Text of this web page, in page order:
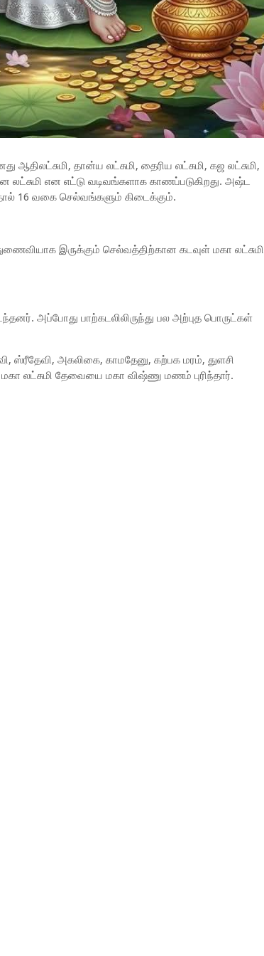
ஆதிலட்சுமி, தான்ய லட்சுமி, தைரிய லட்சுமி, கஜ லட்சுமி,
லட்சுமி என எட்டு வடிவங்களாக காணப்படுகிறது. அஷ்ட
16 வகை செல்வங்களும் கிடைக்கும்.
இருக்கும் செல்வத்திற்கான கடவுள் மகா லட்சுமி
அப்போது பாற்கடலிலிருந்து பல அற்புத பொருட்கள்
ஸ்ரீதேவி, அகலிகை, காமதேனு, கற்பக மரம், துளசி
லட்சுமி தேவையை மகா விஷ்ணு மணம் புரிந்தார்.